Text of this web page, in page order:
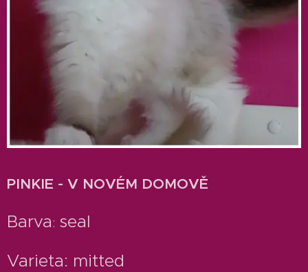
PINKIE - V NOVÉM DOMOVĚ
Barva: seal
Varieta: mitted